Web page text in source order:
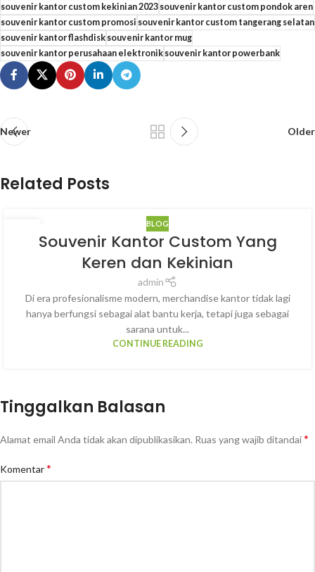
souvenir kantor custom kekinian 2023souvenir kantor custom pondok aren
souvenir kantor custom promosi souvenir kantor custom tangerang selatan
souvenir kantor flashdisksouvenir kantor mug
souvenir kantor perusahaan elektroniksouvenir kantor powerbank
Newer Older
Related Posts
BLOG
Souvenir Kantor Custom Yang
Keren dan Kekinian
admin
Di era profesionalisme modern, merchandise kantor tidak lagi
hanya berfungsi sebagai alat bantu kerja, tetapi juga sebagai
sarana untuk...
CONTINUE READING
Tinggalkan Balasan
Alamat email Anda tidak akan dipublikasikan. Ruas yang wajib ditandai*
Komentar*